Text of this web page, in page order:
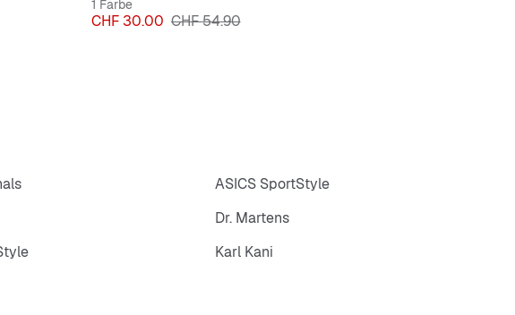
1 Farbe
Preis
CHF 30.00 Originalpreis
CHF 54.90
ASICS SportStyle
Dr. Martens
Karl Kani